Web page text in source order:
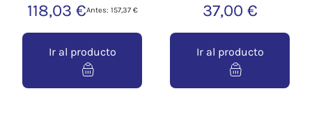
118,03 €Antes: 157,37 €
Ir al producto
37,00 €
Ir al producto